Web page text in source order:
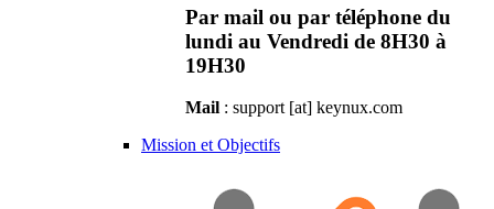
Par mail ou par téléphone du
lundi au Vendredi de 8H30 à
19H30
Mail : support [at] keynux.com
Mission et Objectifs